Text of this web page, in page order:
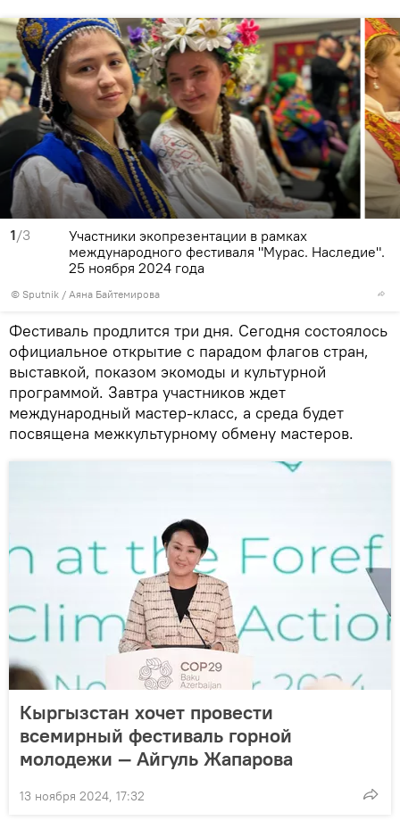
1/3
© Sputnik / Аяна Байтемирова
Участники экопрезентации в рамках
международного фестиваля "Мурас. Наследие".
25 ноября 2024 года
Фестиваль продлится три дня. Сегодня состоялось
официальное открытие с парадом флагов стран,
выставкой, показом экомоды и культурной
программой. Завтра участников ждет
международный мастер-класс, а среда будет
посвящена межкультурному обмену мастеров.
Кыргызстан хочет провести
всемирный фестиваль горной
молодежи — Айгуль Жапарова
13 ноября 2024, 17:32